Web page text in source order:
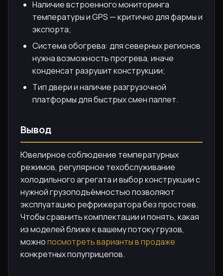
Наличие встроенного мониторинга
температуры и GPS — критично для фармы и
экспорта;
Система обогрева: для северных регионов
нужна возможность прогрева, иначе
конденсат разрушит конструкции;
Тип двери и наличие разгрузочной
платформы для быстрых смен паллет.
Вывод
Ювелирное соблюдение температурных
режимов, регулярное техобслуживание
холодильного агрегата и выбор конструкции с
нужной грузоподъёмностью позволяют
эксплуатацию рефрижератора без простоев.
Чтобы сравнить комплектации и понять, какая
из моделей ближе к вашему потоку грузов,
можнопосмотреть варианты в продаже
конкретных полуприцепов.